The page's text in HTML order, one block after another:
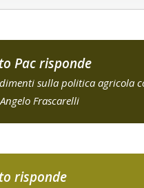
Pac risponde
sulla politica agricola
Frascarelli
risponde